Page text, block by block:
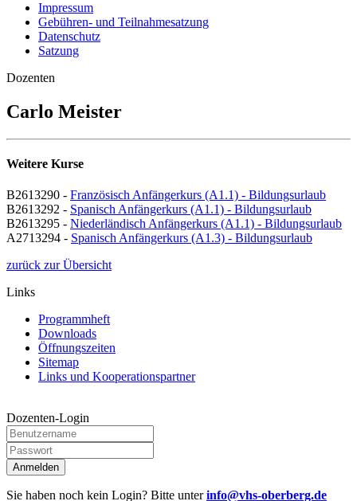
Impressum
Gebühren- und Teilnahmesatzung
Datenschutz
Satzung
Dozenten
Carlo Meister
Weitere Kurse
B2613290 - Französisch Anfängerkurs (A1.1) - Bildungsurlaub
B2613292 - Spanisch Anfängerkurs (A1.1) - Bildungsurlaub
B2613295 - Niederländisch Anfängerkurs (A1.1) - Bildungsurlaub
A2713294 - Spanisch Anfängerkurs (A1.3) - Bildungsurlaub
zurück zur Übersicht
Links
Programmheft
Downloads
Öffnungszeiten
Sitemap
Links und Kooperationspartner
Dozenten-Login
Anmelden
Sie haben noch kein Login? Bitte unterinfo@vhs-oberberg.de